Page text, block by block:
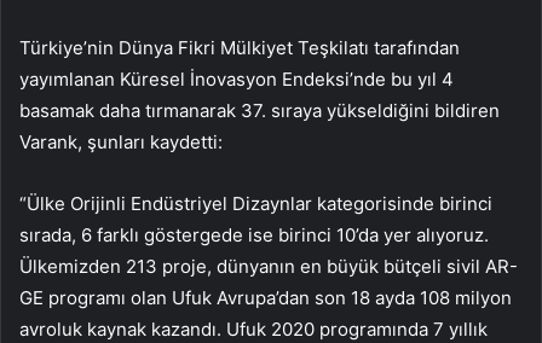
Türkiye’nin Dünya Fikri Mülkiyet Teşkilatı tarafından
yayımlanan Küresel İnovasyon Endeksi’nde bu yıl 4
basamak daha tırmanarak 37. sıraya yükseldiğini bildiren
Varank, şunları kaydetti:
“Ülke Orijinli Endüstriyel Dizaynlar kategorisinde birinci
sırada, 6 farklı göstergede ise birinci 10’da yer alıyoruz.
Ülkemizden 213 proje, dünyanın en büyük bütçeli sivil AR-
GE programı olan Ufuk Avrupa’dan son 18 ayda 108 milyon
avroluk kaynak kazandı. Ufuk 2020 programında 7 yıllık